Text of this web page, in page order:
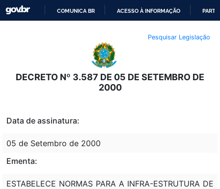
O
CONTEÚDO
COMUNICA BR ACESSO À INFORMAÇÃO
Pesquisar Legislação
DECRETO Nº 3.587 DE 05 DE SETEMBRO DE
2000
Data de assinatura:
05 de Setembro de 2000
Ementa:
ESTABELECE NORMAS PARA A INFRA-ESTRUTURA DE